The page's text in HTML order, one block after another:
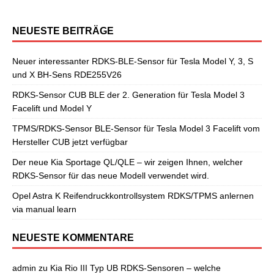
NEUESTE BEITRÄGE
Neuer interessanter RDKS-BLE-Sensor für Tesla Model Y, 3, S
und X BH-Sens RDE255V26
RDKS-Sensor CUB BLE der 2. Generation für Tesla Model 3
Facelift und Model Y
TPMS/RDKS-Sensor BLE-Sensor für Tesla Model 3 Facelift vom
Hersteller CUB jetzt verfügbar
Der neue Kia Sportage QL/QLE – wir zeigen Ihnen, welcher
RDKS-Sensor für das neue Modell verwendet wird.
Opel Astra K Reifendruckkontrollsystem RDKS/TPMS anlernen
via manual learn
NEUESTE KOMMENTARE
admin zu Kia Rio III Typ UB RDKS-Sensoren – welche